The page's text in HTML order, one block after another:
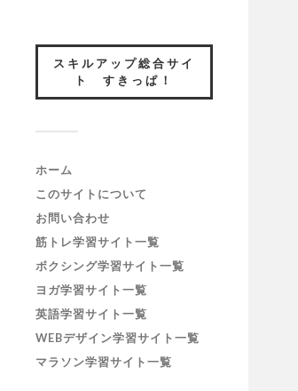
スキルアップ総合サイ
ト すきっぱ！
ホーム
このサイトについて
お問い合わせ
筋トレ学習サイト一覧
ボクシング学習サイト一覧
ヨガ学習サイト一覧
英語学習サイト一覧
WEBデザイン学習サイト一覧
マラソン学習サイト一覧